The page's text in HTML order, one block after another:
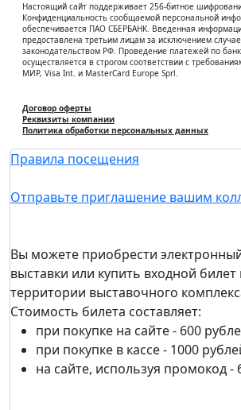
Настоящий сайт поддерживает 256-битное
Конфиденциальность сообщаемой персональной
обеспечивается ПАО СБЕРБАНК. Введенная
предоставлена третьим лицам за исключением
законодательством РФ. Проведение платежей по
осуществляется в строгом соответствии с
МИР, Visa Int. и MasterCard Europe Sprl.
Договор оферты
Реквизиты компании
Политика обработки персональных данных
Правила посещения
Отправьте приглашение вашим
Вы можете приобрести
выставки или купить входной билет
территории выставочного
Стоимость билета составляет:
при покупке на сайте - 600
при покупке в кассе - 1000
на сайте, используя промокод -